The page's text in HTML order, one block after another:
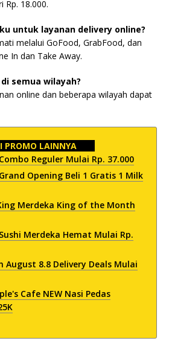
Rp. 18.000.
untuk layanan delivery online?
melalui GoFood, GrabFood, dan
In dan Take Away.
semua wilayah?
online dan beberapa wilayah dapat
PROMO LAINNYA
Reguler Mulai Rp. 37.000
Opening Beli 1 Gratis 1 Milk
Merdeka King of the Month
Merdeka Hemat Mulai Rp.
August 8.8 Delivery Deals Mulai
Cafe NEW Nasi Pedas